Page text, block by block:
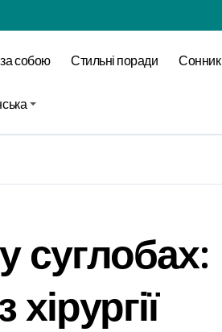
собою Стильні поради Сонник
суглобах: